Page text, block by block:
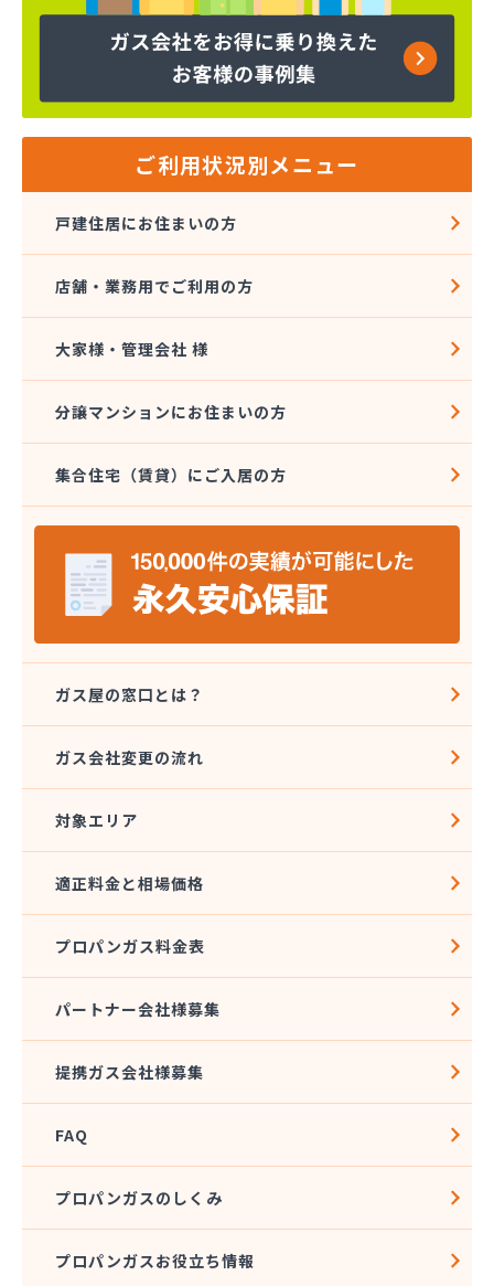
株式会社コープエナジー 足利営業所
株式会社コボリ・ガス
株式会社サイサン 宇都宮営業所
株式会社サイサン 今市営業所
株式会社サイサン 湯西川営業所
株式会社サイサン 物流管理
株式会社スガマタ
株式会社スミスケ
株式会社ミツウロコ 宇都宮オート営業所
株式会社ミツウロコ 宇都宮西部店
株式会社ミツウロコ 栃木支店
株式会社ミツウロコ 那須店
株式会社ミヤプロ
株式会社ミヤレン
株式会社ヤチネン
株式会社ヤマガス
株式会社稲葉商店
株式会社宇都宮プロパン容器検査工場
株式会社菊泉
株式会社県民ガス保安センター
株式会社高圧容器検査所
株式会社篠田商店
株式会社小野里商店 佐野営業所
株式会社瀬尾本店
株式会社西城
株式会社石沢商店 プロパンガス充填所オートスタ
株式会社石澤商店 宇都宮営業所
株式会社島田
株式会社東親エルピーガス配送センター
株式会社藤田液化燃料
株式会社福冨
ご利用状況別メニュー
戸建住居にお住まいの方
店舗・業務用でご利用の方
大家様・管理会社 様
分譲マンションにお住まいの方
集合住宅（賃貸）にご入居の方
ガス屋の窓口とは？
ガス会社変更の流れ
対象エリア
適正料金と相場価格
プロパンガス料金表
パートナー会社様募集
提携ガス会社様募集
FAQ
プロパンガスのしくみ
プロパンガスお役立ち情報